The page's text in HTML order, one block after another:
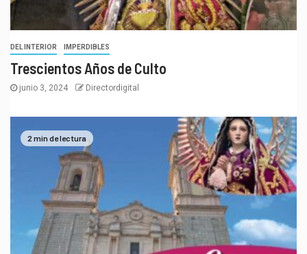
DEL INTERIOR IMPERDIBLES
Trescientos Años de Culto
junio 3, 2024 Directordigital
2 min de lectura